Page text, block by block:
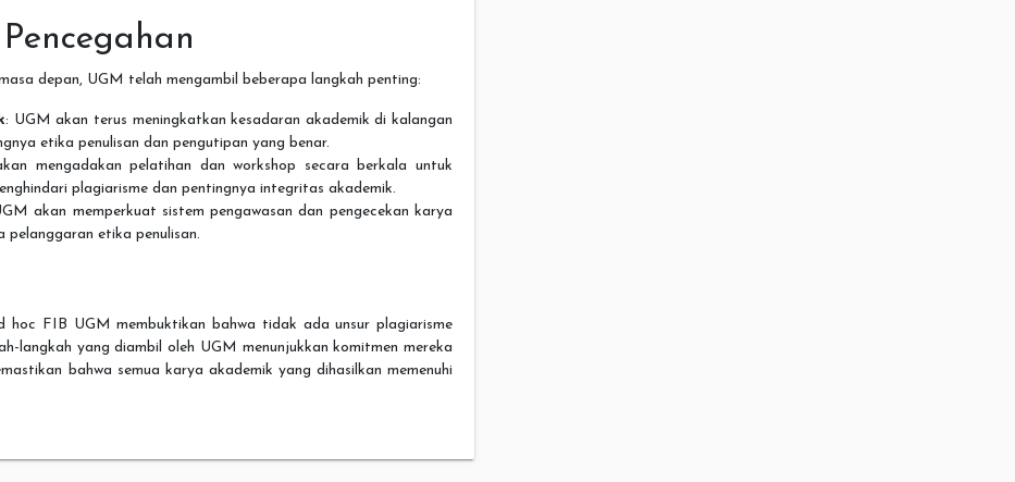
depan, UGM telah mengambil beberapa langkah penting:
: UGM akan terus meningkatkan kesadaran akademik di kalangan
etika penulisan dan pengutipan yang benar.
mengadakan pelatihan dan workshop secara berkala untuk
plagiarisme dan pentingnya integritas akademik.
akan memperkuat sistem pengawasan dan pengecekan karya
etika penulisan.
hoc FIB UGM membuktikan bahwa tidak ada unsur plagiarisme
langkah yang diambil oleh UGM menunjukkan komitmen mereka
bahwa semua karya akademik yang dihasilkan memenuhi